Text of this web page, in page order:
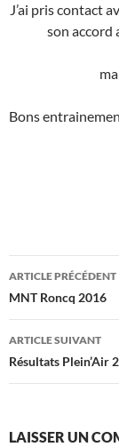
J’ai pris contact
son accord
Bons
Navigation
des
articles
ARTICLE PRÉCÉDENT
MNT Roncq 2016
ARTICLE SUIVANT
Résultats Plein’Air
LAISSER UN